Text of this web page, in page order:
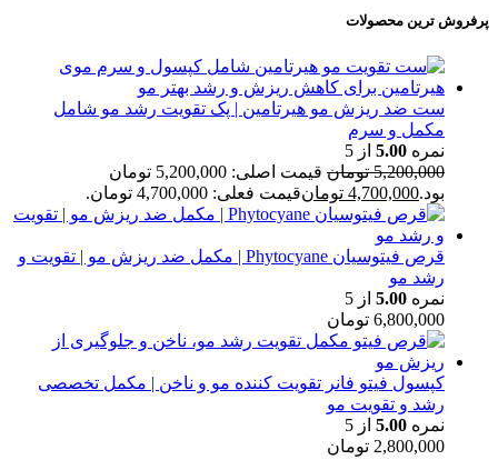
پرفروش ترین محصولات
ست ضد ریزش مو هیرتامین | پک تقویت رشد مو شامل
مکمل و سرم
نمره 5.00 از 5
5,200,000 تومان
قیمت اصلی: 5,200,000 تومان
بود.4,700,000 تومانقیمت فعلی: 4,700,000 تومان.
قرص فیتوسیان Phytocyane | مکمل ضد ریزش مو | تقویت و
رشد مو
نمره 5.00 از 5
6,800,000 تومان
کپسول فیتو فانر تقویت کننده مو و ناخن | مکمل تخصصی
رشد و تقویت مو
نمره 5.00 از 5
2,800,000 تومان